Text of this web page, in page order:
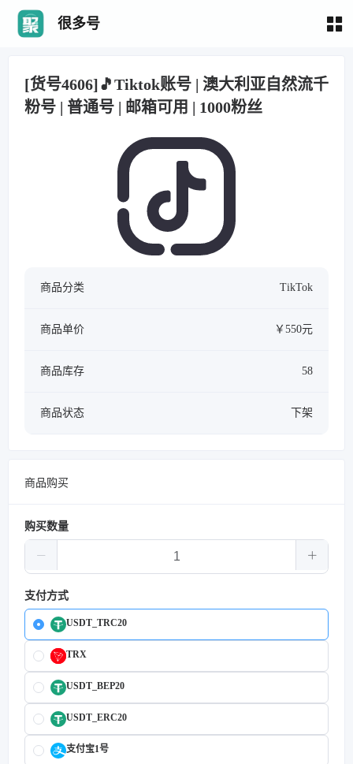
很多号
[货号4606]🎵Tiktok账号 | 澳大利亚自然流千
粉号 | 普通号 | 邮箱可用 | 1000粉丝
商品分类 TikTok
商品单价 ￥550元
商品库存 58
商品状态 下架
商品购买
购买数量
支付方式
USDT_TRC20
TRX
USDT_BEP20
USDT_ERC20
支付宝1号